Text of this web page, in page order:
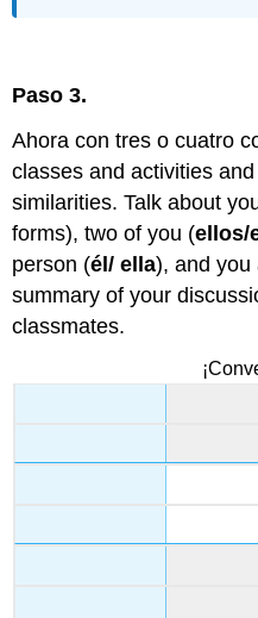
Paso 3.
Ahora con tres o cuatro
classes and activities
similarities. Talk about
forms), two of you (ellos/
person (él/ ella), and you
summary of your
classmates.